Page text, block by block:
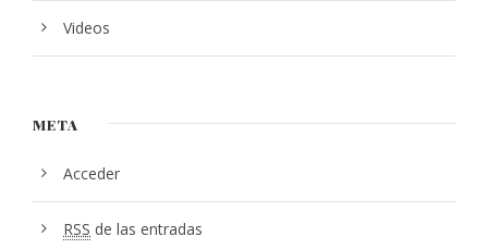
Videos
META
Acceder
RSS de las entradas